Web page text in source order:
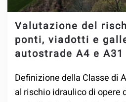
Valutazione del
ponti, viadotti e
autostrade A4 e A31
Definizione della Classe di
al rischio idraulico di opere